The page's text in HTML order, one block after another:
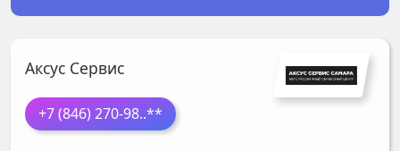
Аксус Сервис
+7 (846) 270-98..**